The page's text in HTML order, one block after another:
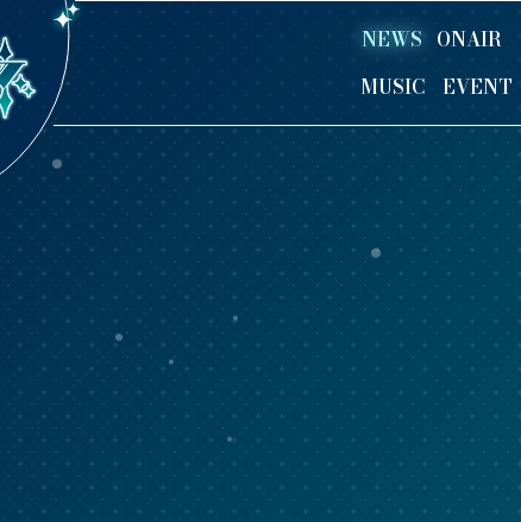
NEWS ONAIR
MUSIC
EVENT